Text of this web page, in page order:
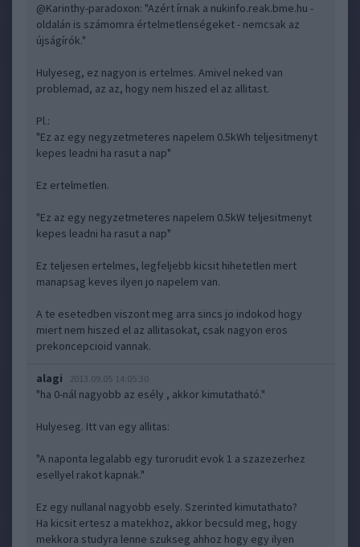
@Karinthy-paradoxon: "Azért írnak a nukinfo.reak.bme.hu -
oldalán is számomra értelmetlenségeket - nemcsak az
újságírók."
Hulyeseg, ez nagyon is ertelmes. Amivel neked van
problemad, az az, hogy nem hiszed el az allitast.
Pl.:
"Ez az egy negyzetmeteres napelem 0.5kWh teljesitmenyt
kepes leadni ha rasut a nap"
Ez ertelmetlen.
"Ez az egy negyzetmeteres napelem 0.5kW teljesitmenyt
kepes leadni ha rasut a nap"
Ez teljesen ertelmes, legfeljebb kicsit hihetetlen mert
manapsag keves ilyen jo napelem van.
A te esetedben viszont meg arra sincs jo indokod hogy
miert nem hiszed el az allitasokat, csak nagyon eros
prekoncepcioid vannak.
alagi 2013.09.05 14:05:30
"ha 0-nál nagyobb az esély , akkor kimutatható."
Hulyeseg. Itt van egy allitas:
"A naponta legalabb egy turorudit evok 1 a szazezerhez
esellyel rakot kapnak."
Ez egy nullanal nagyobb esely. Szerinted kimutathato?
Ha kicsit ertesz a matekhoz, akkor becsuld meg, hogy
mekkora studyra lenne szukseg ahhoz hogy egy ilyen